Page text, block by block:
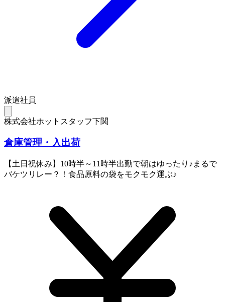
派遣社員
株式会社ホットスタッフ下関
倉庫管理・入出荷
【土日祝休み】10時半～11時半出勤で朝はゆったり♪まるで
バケツリレー？！食品原料の袋をモクモク運ぶ♪